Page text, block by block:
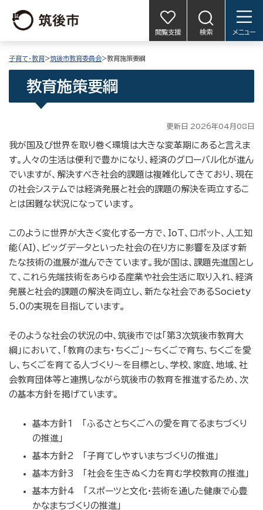
閲覧支援 検索 メニュー
子育て・教育>筑後市教育委員会>教育施策要綱
教育施策要綱
更新日 2026年04月08日
我が国及び世界を取り巻く環境は大きな変革期にあると言えま
す。人々の生活は便利で豊かになり、経済のグローバル化が進ん
でいますが、解決すべき社会的課題は複雑化してきており、現在
の社会システムでは経済発展と社会的課題の解決を両立するこ
とは困難な状況になっています。
このように世界が大きく変化する一方で、IoT、ロボット、人工知
能（AI)、ビッグデータといった社会の在り方に影響を及ぼす新
たな技術の進展が進んできています。我が国は、課題先進国とし
て、これら先端技術をあらゆる産業や社会生活に取り入れ、経済
発展と社会的課題の解決を両立し、新たな社会であるSociety
5.0の実現を目指しています。
そのような社会の状況の中、筑後市では「第3次筑後市教育大
綱」において、「教育のまち・ちくご」～ちくごで育ち、ちくごを愛
し、ちくごを育てる人づくり～を目標とし、学校、家庭、地域、社
会教育団体等と連携しながら筑後市の教育を推進するため、次
の基本方針を掲げています。
基本方針1 「ふるさとちくごへの愛を育てるまちづくり
の推進」
基本方針2 「子育てしやすいまちづくりの推進」
基本方針3 「社会を生きぬく力を育む学校教育の推進」
基本方針4 「スポーツと文化・芸術を通した健康で心豊
かなまちづくりの推進」